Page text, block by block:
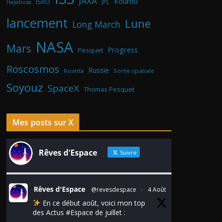
Hayabusa JPL
lancement Long March Lune
Mars NASA Pesquet Progress
Roscosmos Rosetta Russie Sortie spatiale
Soyouz SpaceX Thomas Pesquet
Mes posts sur X
Rêves d'Espace Suivre
Rêves d'Espace @revesdespace · 4 Août
En ce début août, voici mon top
des Actus #Espace de juillet :